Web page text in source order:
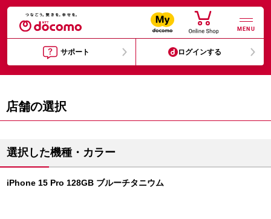
MENU
サポート ログインする
店舗の選択
選択した機種・カラー
iPhone 15 Pro 128GB ブルーチタニウム